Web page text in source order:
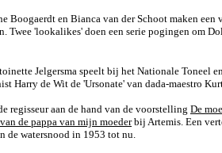
Boogaerdt en Bianca van der Schoot maken
Twee 'lookalikes' doen een serie pogingen om
Jelgersma speelt bij het Nationale Toneel
Harry de Wit de 'Ursonate' van dada-maestro
regisseur aan de hand van de voorstelling De
de pappa van mijn moederbij Artemis. Een
de watersnood in 1953 tot nu.